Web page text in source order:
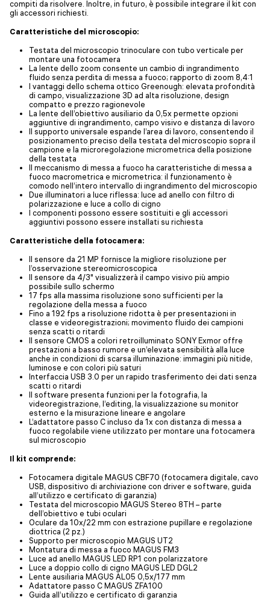
compiti da risolvere. Inoltre, in futuro, è possibile integrare il kit con
gli accessori richiesti.
Caratteristiche del microscopio:
Testata del microscopio trinoculare con tubo verticale per
montare una fotocamera
La lente dello zoom consente un cambio di ingrandimento
fluido senza perdita di messa a fuoco; rapporto di zoom 8,4:1
I vantaggi dello schema ottico Greenough: elevata profondità
di campo, visualizzazione 3D ad alta risoluzione, design
compatto e prezzo ragionevole
La lente dell’obiettivo ausiliario da 0,5x permette opzioni
aggiuntive di ingrandimento, campo visivo e distanza di lavoro
Il supporto universale espande l’area di lavoro, consentendo il
posizionamento preciso della testata del microscopio sopra il
campione e la microregolazione micrometrica della posizione
della testata
Il meccanismo di messa a fuoco ha caratteristiche di messa a
fuoco macrometrica e micrometrica: il funzionamento è
comodo nell’intero intervallo di ingrandimento del microscopio
Due illuminatori a luce riflessa: luce ad anello con filtro di
polarizzazione e luce a collo di cigno
I componenti possono essere sostituiti e gli accessori
aggiuntivi possono essere installati su richiesta
Caratteristiche della fotocamera:
Il sensore da 21 MP fornisce la migliore risoluzione per
l’osservazione stereomicroscopica
Il sensore da 4/3" visualizzerà il campo visivo più ampio
possibile sullo schermo
17 fps alla massima risoluzione sono sufficienti per la
regolazione della messa a fuoco
Fino a 192 fps a risoluzione ridotta è per presentazioni in
classe e videoregistrazioni; movimento fluido dei campioni
senza scatti o ritardi
Il sensore CMOS a colori retroilluminato SONY Exmor offre
prestazioni a basso rumore e un’elevata sensibilità alla luce
anche in condizioni di scarsa illuminazione: immagini più nitide,
luminose e con colori più saturi
Interfaccia USB 3.0 per un rapido trasferimento dei dati senza
scatti o ritardi
Il software presenta funzioni per la fotografia, la
videoregistrazione, l’editing, la visualizzazione su monitor
esterno e la misurazione lineare e angolare
L’adattatore passo C incluso da 1x con distanza di messa a
fuoco regolabile viene utilizzato per montare una fotocamera
sul microscopio
Il kit comprende:
Fotocamera digitale MAGUS CBF70 (fotocamera digitale, cavo
USB, dispositivo di archiviazione con driver e software, guida
all’utilizzo e certificato di garanzia)
Testata del microscopio MAGUS Stereo 8TH – parte
dell’obiettivo e tubi oculari
Oculare da 10х/22 mm con estrazione pupillare e regolazione
diottrica (2 pz.)
Supporto per microscopio MAGUS UT2
Montatura di messa a fuoco MAGUS FM3
Luce ad anello MAGUS LED RP1 con polarizzatore
Luce a doppio collo di cigno MAGUS LED DGL2
Lente ausiliaria MAGUS AL05 0,5х/177 mm
Adattatore passo C MAGUS ZFA100
Guida all’utilizzo e certificato di garanzia